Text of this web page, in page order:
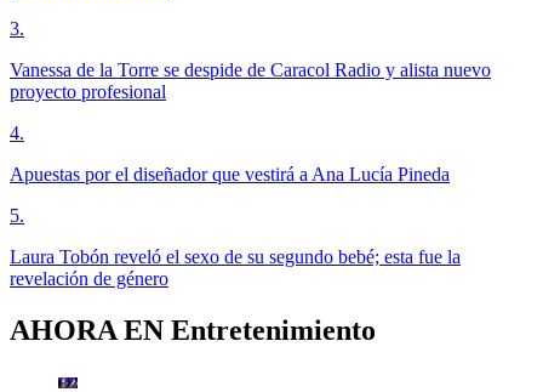
3.
Vanessa de la Torre se despide de Caracol Radio y alista nuevo
proyecto profesional
4.
Apuestas por el diseñador que vestirá a Ana Lucía Pineda
5.
Laura Tobón reveló el sexo de su segundo bebé; esta fue la
revelación de género
AHORA EN Entretenimiento